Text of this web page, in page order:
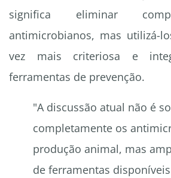
significa eliminar
antimicrobianos, mas utilizá-
vez mais criteriosa e
ferramentas de prevenção.
"A discussão atual não é
completamente os
produção animal, mas
de ferramentas